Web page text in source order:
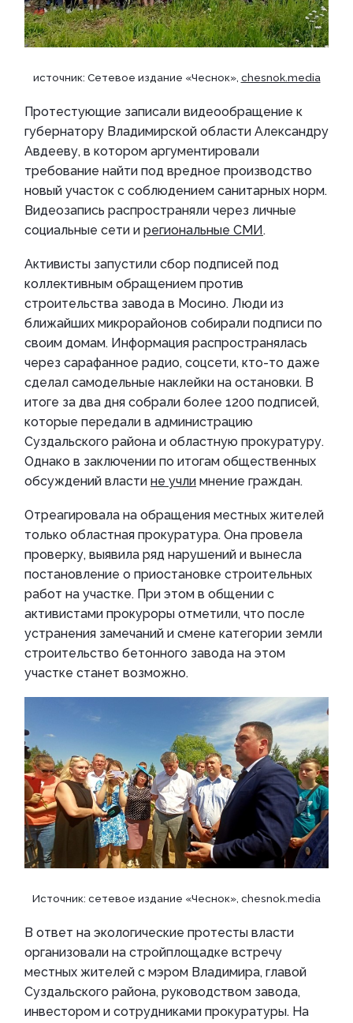
источник: Сетевое издание «Чеснок», chesnok.media
Протестующие записали видеообращение к
губернатору Владимирской области Александру
Авдееву, в котором аргументировали
требование найти под вредное производство
новый участок с соблюдением санитарных норм.
Видеозапись распространяли через личные
социальные сети и региональные СМИ.
Активисты запустили сбор подписей под
коллективным обращением против
строительства завода в Мосино. Люди из
ближайших микрорайонов собирали подписи по
своим домам. Информация распространялась
через сарафанное радио, соцсети, кто-то даже
сделал самодельные наклейки на остановки. В
итоге за два дня собрали более 1200 подписей,
которые передали в администрацию
Суздальского района и областную прокуратуру.
Однако в заключении по итогам общественных
обсуждений власти не учли мнение граждан.
Отреагировала на обращения местных жителей
только областная прокуратура. Она провела
проверку, выявила ряд нарушений и вынесла
постановление о приостановке строительных
работ на участке. При этом в общении с
активистами прокуроры отметили, что после
устранения замечаний и смене категории земли
строительство бетонного завода на этом
участке станет возможно.
Источник: сетевое издание «Чеснок», chesnok.media
В ответ на экологические протесты власти
организовали на стройплощадке встречу
местных жителей с мэром Владимира, главой
Суздальского района, руководством завода,
инвестором и сотрудниками прокуратуры. На